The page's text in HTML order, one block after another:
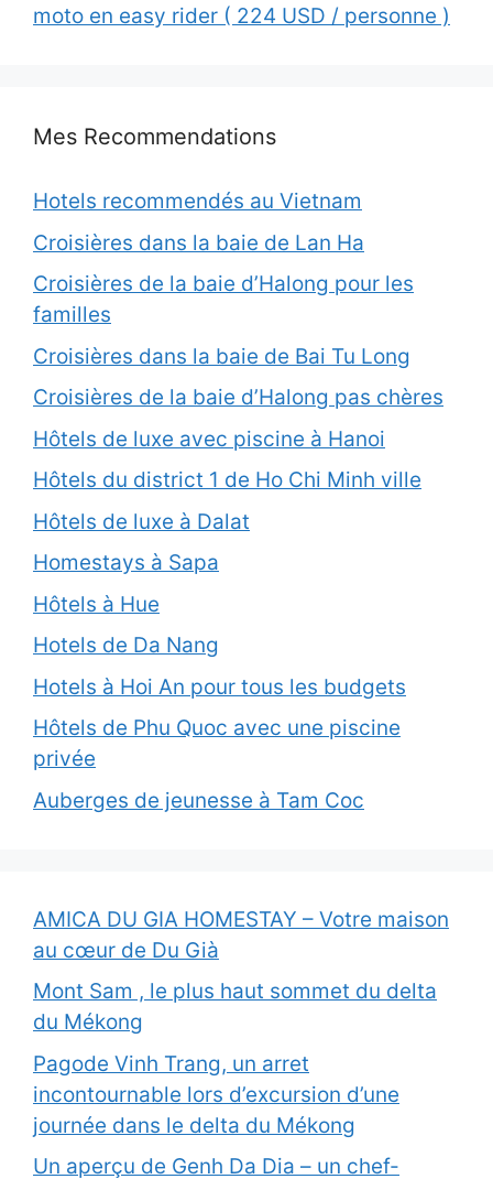
moto en easy rider ( 224 USD / personne )
Mes Recommendations
Hotels recommendés au Vietnam
Croisières dans la baie de Lan Ha
Croisières de la baie d’Halong pour les
familles
Croisières dans la baie de Bai Tu Long
Croisières de la baie d’Halong pas chères
Hôtels de luxe avec piscine à Hanoi
Hôtels du district 1 de Ho Chi Minh ville
Hôtels de luxe à Dalat
Homestays à Sapa
Hôtels à Hue
Hotels de Da Nang
Hotels à Hoi An pour tous les budgets
Hôtels de Phu Quoc avec une piscine
privée
Auberges de jeunesse à Tam Coc
AMICA DU GIA HOMESTAY – Votre maison
au cœur de Du Già
Mont Sam , le plus haut sommet du delta
du Mékong
Pagode Vinh Trang, un arret
incontournable lors d’excursion d’une
journée dans le delta du Mékong
Un aperçu de Genh Da Dia – un chef-